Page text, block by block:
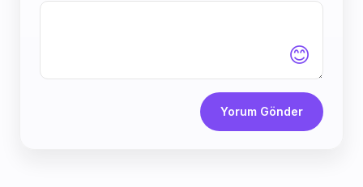
😊
Yorum Gönder